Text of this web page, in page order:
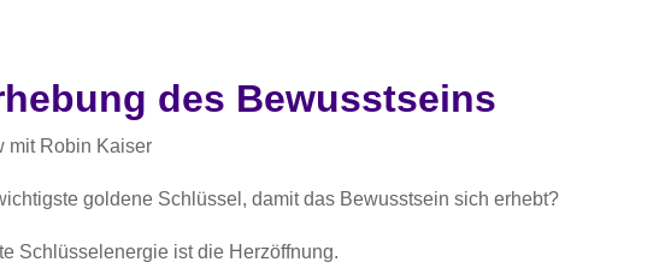
des Bewusstseins
mit Robin Kaiser
goldene Schlüssel, damit das Bewusstsein sich erhebt?
Schlüsselenergie ist die Herzöffnung.